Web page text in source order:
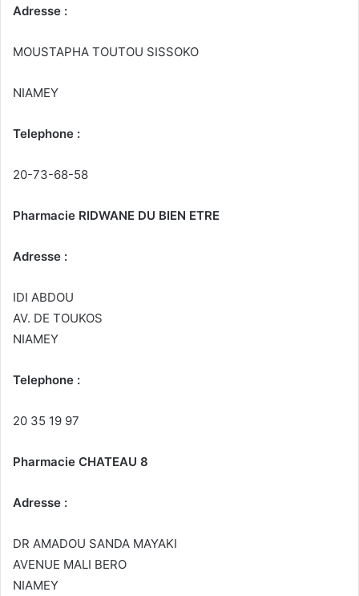
Adresse :
MOUSTAPHA TOUTOU SISSOKO
NIAMEY
Telephone :
20-73-68-58
Pharmacie RIDWANE DU BIEN ETRE
Adresse :
IDI ABDOU
AV. DE TOUKOS
NIAMEY
Telephone :
20 35 19 97
Pharmacie CHATEAU 8
Adresse :
DR AMADOU SANDA MAYAKI
AVENUE MALI BERO
NIAMEY